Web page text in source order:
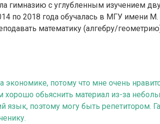
гимназию с углубленным изучением
по 2018 года обучалась в МГУ имени
математику (алгебру/
экономике, потому что мне очень
хорошо обьяснить материал из-за
язык, поэтому могу быть репетитором.